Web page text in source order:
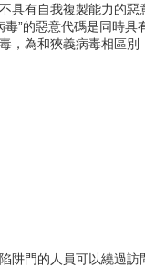
具有自我複製能力的惡
”的惡意代碼是同時具
，為和狹義病毒相區別
門的人員可以繞過訪